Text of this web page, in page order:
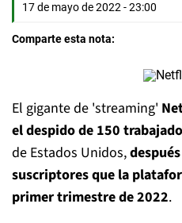
17 de mayo de 2022 - 23:00
Comparte esta nota:
El gigante de 'streaming'
el despido de 150
de Estados Unidos,
suscriptores que la
primer trimestre de 2022.